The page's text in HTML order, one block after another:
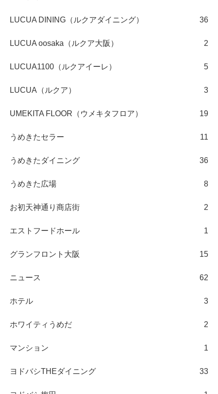
LUCUA DINING（ルクアダイニング） 36
LUCUA oosaka（ルクア大阪） 2
LUCUA1100（ルクアイーレ） 5
LUCUA（ルクア） 3
UMEKITA FLOOR（ウメキタフロア） 19
うめきたセラー 11
うめきたダイニング 36
うめきた広場 8
お初天神通り商店街 2
エストフードホール 1
グランフロント大阪 15
ニュース 62
ホテル 3
ホワイティうめだ 2
マンション 1
ヨドバシTHEダイニング 33